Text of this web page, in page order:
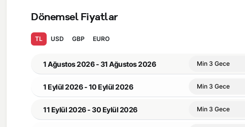
Dönemsel Fiyatlar
TL USD GBP EURO
1 Ağustos 2026 - 31 Ağustos 2026 Min 3 Gece
1 Eylül 2026 - 10 Eylül 2026 Min 3 Gece
11 Eylül 2026 - 30 Eylül 2026 Min 3 Gece